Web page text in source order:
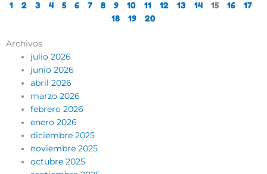
1 2 3 4 5 6 7 8 9 10 11 12 13 14 15 16
17
18
19 20
Archivos
julio 2026
junio 2026
abril 2026
marzo 2026
febrero 2026
enero 2026
diciembre 2025
noviembre 2025
octubre 2025